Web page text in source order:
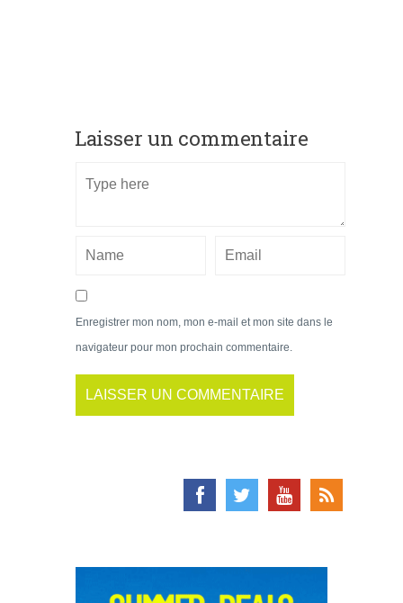
Laisser un commentaire
Enregistrer mon nom, mon e-mail et mon site dans le
navigateur pour mon prochain commentaire.